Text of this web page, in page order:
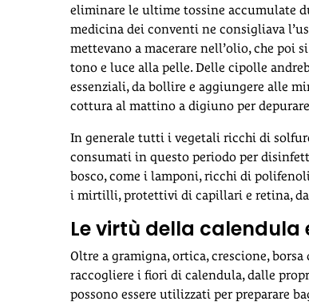
eliminare le ultime tossine accumulate
medicina dei conventi ne consigliava
mettevano a macerare nell’olio, che poi
tono e luce alla pelle. Delle cipolle
essenziali, da bollire e aggiungere alle
cottura al mattino a digiuno per
In generale tutti i vegetali ricchi di
consumati in questo periodo per
bosco, come i lamponi, ricchi di
i mirtilli, protettivi di capillari e retina,
Le virtù della calendula
Oltre a gramigna, ortica, crescione,
raccogliere i fiori di calendula, dalle
possono essere utilizzati per preparare